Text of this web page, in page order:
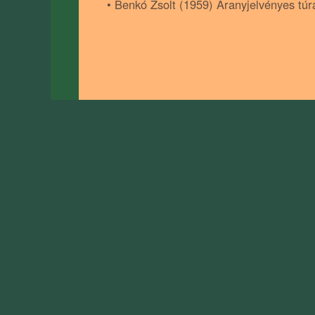
• Benkó Zsolt (1959) Aranyjelvényes